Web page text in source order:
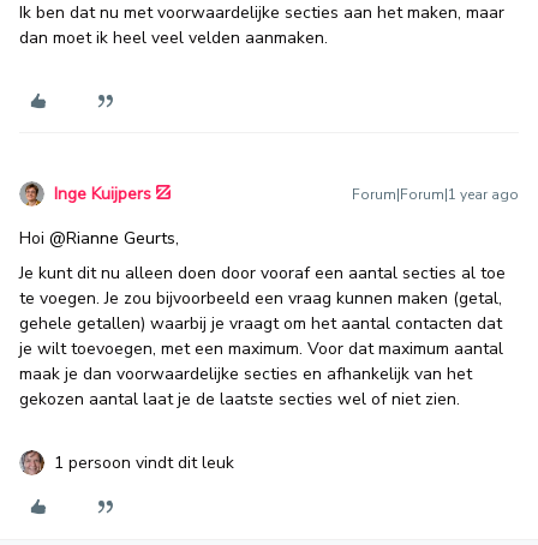
Ik ben dat nu met voorwaardelijke secties aan het maken, maar
dan moet ik heel veel velden aanmaken.
Inge Kuijpers Forum|Forum|1 year ago
Hoi @Rianne Geurts,
Je kunt dit nu alleen doen door vooraf een aantal secties al toe
te voegen. Je zou bijvoorbeeld een vraag kunnen maken (getal,
gehele getallen) waarbij je vraagt om het aantal contacten dat
je wilt toevoegen, met een maximum. Voor dat maximum aantal
maak je dan voorwaardelijke secties en afhankelijk van het
gekozen aantal laat je de laatste secties wel of niet zien.
1 persoon vindt dit leuk